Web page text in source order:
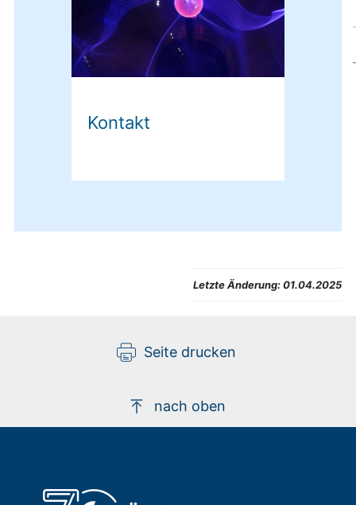
Kontakt
Letzte Änderung:01.04.2025
Seite drucken
nach oben